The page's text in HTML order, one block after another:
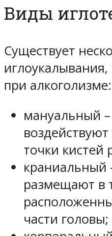
Виды
Существует
при алкоголизме:
мануальный
точки кистей
краниальный
размещают в
части головы;